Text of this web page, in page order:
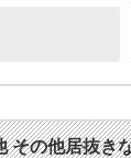
その他居抜